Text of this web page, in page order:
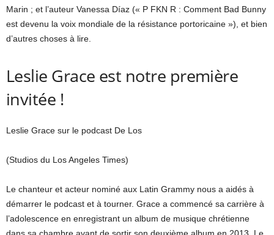
Marin ; et l’auteur Vanessa Díaz (« P FKN R : Comment Bad Bunny
est devenu la voix mondiale de la résistance portoricaine »), et bien
d’autres choses à lire.
Leslie Grace est notre première
invitée !
Leslie Grace sur le podcast De Los
(Studios du Los Angeles Times)
Le chanteur et acteur nominé aux Latin Grammy nous a aidés à
démarrer le podcast et à tourner. Grace a commencé sa carrière à
l’adolescence en enregistrant un album de musique chrétienne